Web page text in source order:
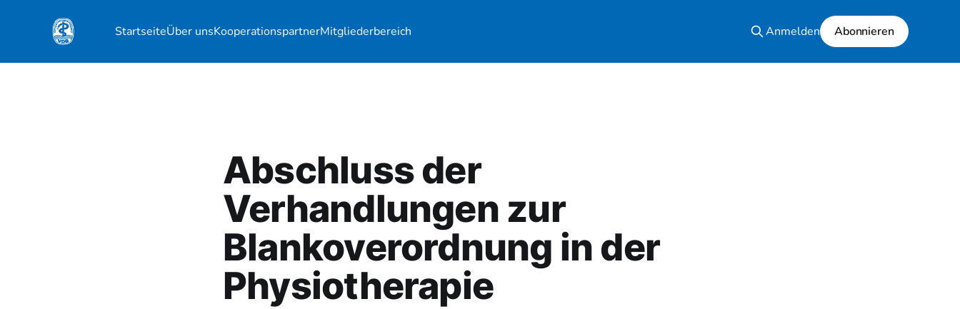
StartseiteÜber unsKooperationspartnerMitgliederbereich Anmelden Abonnieren
Abschluss der
Verhandlungen zur
Blankoverordnung in der
Physiotherapie